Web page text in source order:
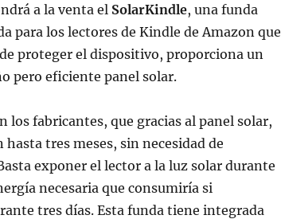
a la venta el SolarKindle, una funda
para los lectores de Kindle de Amazon que
proteger el dispositivo, proporciona un
pero eficiente panel solar.
los fabricantes, que gracias al panel solar,
tres meses, sin necesidad de
exponer el lector a la luz solar durante
necesaria que consumiría si
tres días. Esta funda tiene integrada